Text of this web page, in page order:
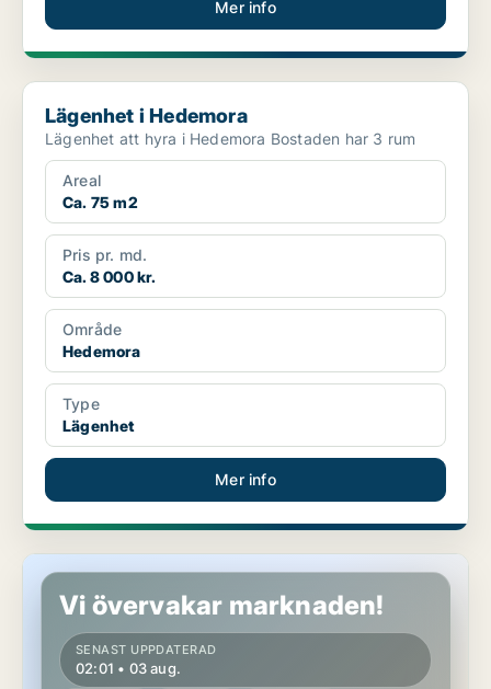
Mer info
Lägenhet i Hedemora
Lägenhet i Hedemora
Lägenhet att hyra i Hedemora Bostaden har 3 rum
Areal
Ca. 75 m2
Pris pr. md.
Ca. 8 000 kr.
Område
Hedemora
Type
Lägenhet
Mer info
Lägenhet i Hedemora, Långshyttan
Vi övervakar marknaden!
SENAST UPPDATERAD
02:01 • 03 aug.